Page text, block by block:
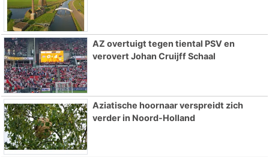
AZ overtuigt tegen tiental PSV en
verovert Johan Cruijff Schaal
Aziatische hoornaar verspreidt zich
verder in Noord-Holland